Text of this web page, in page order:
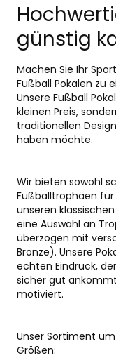
günstig
Machen Sie Ihr
Fußball Pokalen zu
Unsere Fußball
kleinen Preis,
traditionellen
haben möchte.
Wir bieten sowohl
Fußballtrophäen
unseren
eine Auswahl an
überzogen mit
Bronze). Unsere
echten Eindruck,
sicher gut
motiviert.
Unser Sortiment
Größen: